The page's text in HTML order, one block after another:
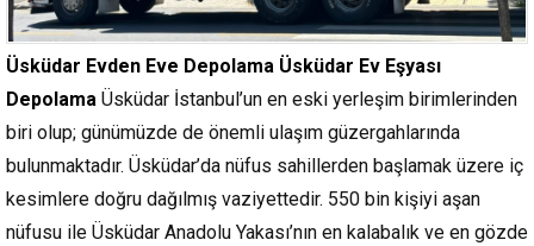
Üsküdar Evden Eve Depolama Üsküdar Ev Eşyası
Depolama Üsküdar İstanbul’un en eski yerleşim birimlerinden
biri olup; günümüzde de önemli ulaşım güzergahlarında
bulunmaktadır. Üsküdar’da nüfus sahillerden başlamak üzere iç
kesimlere doğru dağılmış vaziyettedir. 550 bin kişiyi aşan
nüfusu ile Üsküdar Anadolu Yakası’nın en kalabalık ve en gözde